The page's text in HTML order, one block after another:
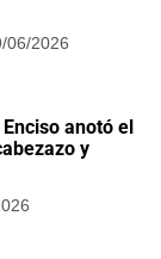
06/2026
anotó el
y